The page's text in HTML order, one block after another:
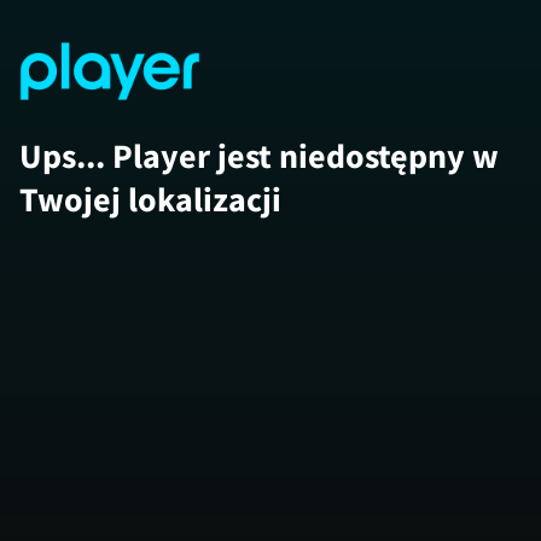
Ups... Player jest niedostępny w
Twojej lokalizacji